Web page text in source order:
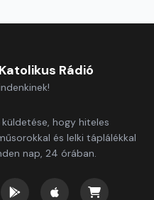
Rádió
hogy hiteles
és lelki táplálékkal
nap, 24 órában.